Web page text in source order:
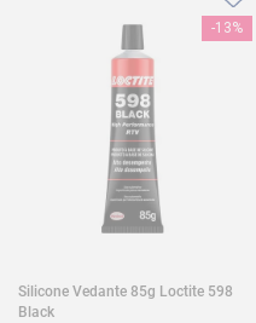
-13%
Silicone Vedante 85g Loctite 598
Black